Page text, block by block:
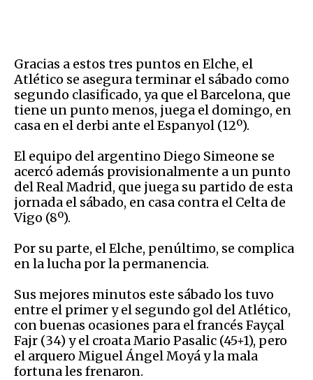
Gracias a estos tres puntos en Elche, el
Atlético se asegura terminar el sábado como
segundo clasificado, ya que el Barcelona, que
tiene un punto menos, juega el domingo, en
casa en el derbi ante el Espanyol (12º).
El equipo del argentino Diego Simeone se
acercó además provisionalmente a un punto
del Real Madrid, que juega su partido de esta
jornada el sábado, en casa contra el Celta de
Vigo (8º).
Por su parte, el Elche, penúltimo, se complica
en la lucha por la permanencia.
Sus mejores minutos este sábado los tuvo
entre el primer y el segundo gol del Atlético,
con buenas ocasiones para el francés Fayçal
Fajr (34) y el croata Mario Pasalic (45+1), pero
el arquero Miguel Ángel Moyá y la mala
fortuna les frenaron.